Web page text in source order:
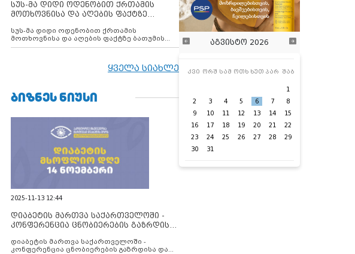
სუს-მა დიდი ოდენობით ქრთამის
მოთხოვნისა და აღების ფაქტზე
დააკავა
სუს-მა დიდი ოდენობით ქრთამის
მოთხოვნისა და აღების ფაქტზე ბათუმის
მერიის თანამშრომელი დააკავა
ყველა სიახლე
ᲑᲘᲖᲜᲔᲡ ᲜᲘᲣᲡᲘ
2025-11-13 12:44
დიაბეტის მართვა საქართველოში -
კონფერენცია ცნობიერების გაზრდისა
დიაბეტის მართვა საქართველოში -
კონფერენცია ცნობიერების გაზრდისა და
აგვისტო 2026
კვი ორშ სამ ოთხ ხუთ პარ შაბ
1
2
3 4 5 6 7
8
9
10 11 12 13 14
15
16
17 18 19 20 21
22
23
24 25 26 27 28
29
30
31